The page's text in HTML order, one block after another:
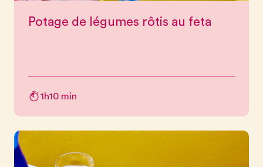
Potage de légumes rôtis au feta
1h10 min